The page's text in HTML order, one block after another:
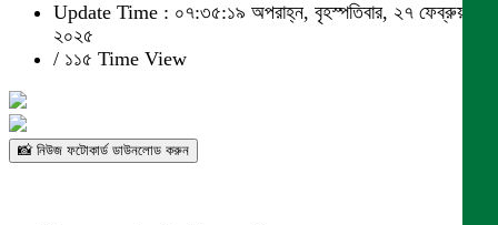
Update Time : ০৭:৩৫:১৯ অপরাহ্ন, বৃহস্পতিবার, ২৭ ফেব্রুয়ারী
২০২৫
/ ১১৫ Time View
📸 নিউজ ফটোকার্ড ডাউনলোড করুন